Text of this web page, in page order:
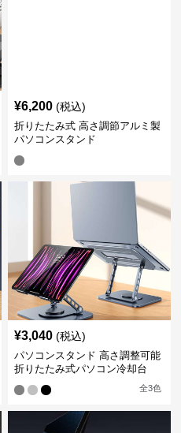
¥6,200 (税込)
折りたたみ式 高さ調節アルミ製
パソコンスタンド
¥3,040 (税込)
パソコンスタンド 高さ調整可能
折りたたみ式パソコン冷却台
全3色